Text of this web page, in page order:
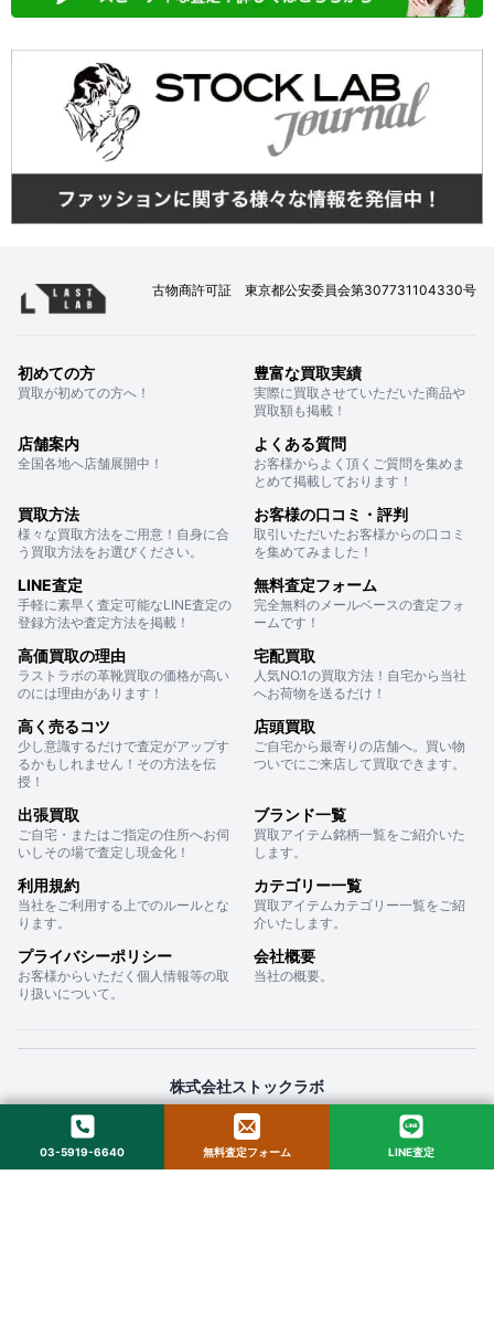
古物商許可証 東京都公安委員会第307731104330号
初めての方
買取が初めての方へ！
豊富な買取実績
実際に買取させていただいた商品や
買取額も掲載！
店舗案内
全国各地へ店舗展開中！
よくある質問
お客様からよく頂くご質問を集めま
とめて掲載しております！
買取方法
様々な買取方法をご用意！自身に合
う買取方法をお選びください。
お客様の口コミ・評判
取引いただいたお客様からの口コミ
を集めてみました！
LINE査定
手軽に素早く査定可能なLINE査定の
登録方法や査定方法を掲載！
無料査定フォーム
完全無料のメールベースの査定フォ
ームです！
高価買取の理由
ラストラボの革靴買取の価格が高い
のには理由があります！
宅配買取
人気NO.1の買取方法！自宅から当社
へお荷物を送るだけ！
高く売るコツ
少し意識するだけで査定がアップす
るかもしれません！その方法を伝
授！
店頭買取
ご自宅から最寄りの店舗へ。買い物
ついでにご来店して買取できます。
出張買取
ご自宅・またはご指定の住所へお伺
いしその場で査定し現金化！
ブランド一覧
買取アイテム銘柄一覧をご紹介いた
します。
利用規約
当社をご利用する上でのルールとな
ります。
カテゴリー一覧
買取アイテムカテゴリー一覧をご紹
介いたします。
プライバシーポリシー
お客様からいただく個人情報等の取
り扱いについて。
会社概要
当社の概要。
株式会社ストックラボ
〒160-0022 東京都新宿区新宿２丁目１２−１６ セントフォービル ２０３
© 2025 StockLab. All Rights Reserved.
03-5919-6640 無料査定フォーム LINE査定